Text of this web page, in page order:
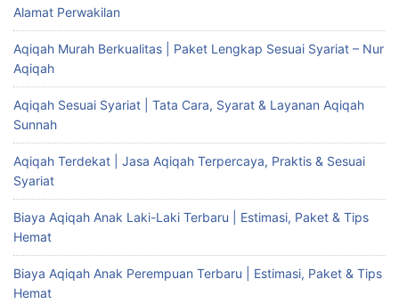
Alamat Perwakilan
Aqiqah Murah Berkualitas | Paket Lengkap Sesuai Syariat – Nur
Aqiqah
Aqiqah Sesuai Syariat | Tata Cara, Syarat & Layanan Aqiqah
Sunnah
Aqiqah Terdekat | Jasa Aqiqah Terpercaya, Praktis & Sesuai
Syariat
Biaya Aqiqah Anak Laki-Laki Terbaru | Estimasi, Paket & Tips
Hemat
Biaya Aqiqah Anak Perempuan Terbaru | Estimasi, Paket & Tips
Hemat